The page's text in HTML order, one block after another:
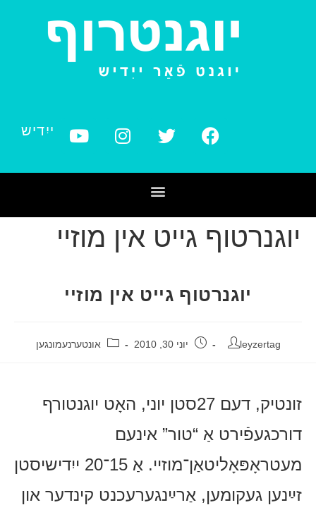
ייִדיש
יוגנרטוף גייט אין מוזיי
יוגנרטוף גייט אין מוזיי
leyzertag יוני 30, 2010 אונטערנעמונגען
זונטיק, דעם 27סטן יוני, האָט יוגנטורף
דורכגעפֿירט אַ “טור” אינעם
מעטראָפּאָליטאַן־מוזיי. אַ 15־20 ייִדישיסטן
זײַנען געקומען, אַרײַנגערעכנט קינדער און